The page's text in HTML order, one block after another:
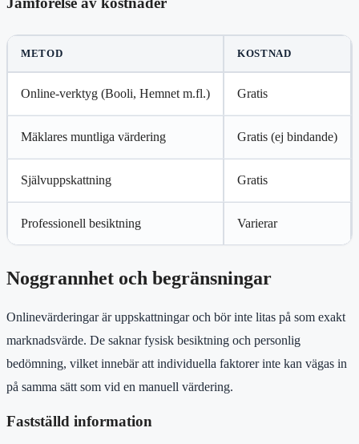
METOD KOSTNAD
Online-verktyg (Booli, Hemnet m.fl.) Gratis
Mäklares muntliga värdering Gratis (ej bindande)
Självuppskattning Gratis
Professionell besiktning Varierar
Noggrannhet och begränsningar
Onlinevärderingar är uppskattningar och bör inte litas på som exakt
marknadsvärde. De saknar fysisk besiktning och personlig
bedömning, vilket innebär att individuella faktorer inte kan vägas in
på samma sätt som vid en manuell värdering.
Fastställd information